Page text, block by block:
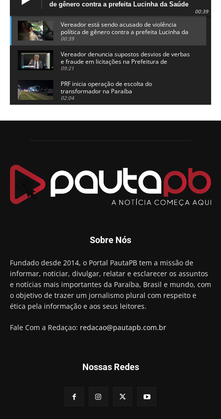
de gênero contra a prefeita Lucinha da Saúde
00:39
Vereador está sendo acusado de violência
política de gênero contra a prefeita Lucinha da
Saúde
00:39
Vereador denuncia supostos desvios de verbas
e fraude em licitações na Prefeitura de
Alhandra
09:21
PRF inicia operação de escolta do
transformador na Paraíba
02:04
candidatura a governador da Paraíba
Chapa dos sonhos: Cícero agradece a Galdino,
Arthur Lira parabeniza Karla Pimentel por sua
reeleição em Conde
00:23
Aguinaldo Ribeiro destaca apoio do PP a Hugo
preso e faz vídeo na cadeia
Hugo Motta retira projeto que permitia bancos
"confiscar" dinheiro de clientes
01:49
Descaso da gestão Panta deixa crianças e
professoras 'ilhadas' em creche
00:16
Sobre Nós
Fundado desde 2014, o Portal PautaPB tem a missão de
informar, noticiar, divulgar, relatar e esclarecer os assuntos
e notícias mais importantes da Paraíba, Brasil e mundo, com
o objetivo de trazer um jornalismo plural com respeito e
ética pela informação e aos seus leitores.
Fale Com a Redaçao: redacao@pautapb.com.br
Nossas Redes